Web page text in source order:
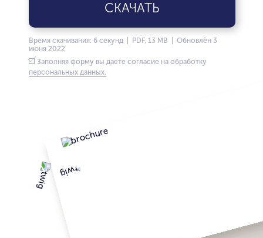
СКАЧАТЬ
Время скачивания: 6 секунд | PDF, 13 MB | Обновлён 3
июня 2022
Заполняя форму вы даете согласие на обработку
персональных данных.